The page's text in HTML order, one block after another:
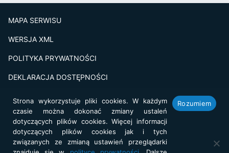
MAPA SERWISU
WERSJA XML
POLITYKA PRYWATNOŚCI
DEKLARACJA DOSTĘPNOŚCI
Projekt i realizacja: netkoncept.com
Strona wykorzystuje pliki cookies. W każdym
czasie można dokonać zmiany ustaleń
dotyczących plików cookies. Więcej informacji
dotyczących plików cookies jak i tych
związanych ze zmianą ustawień przeglądarki
Rozumiem